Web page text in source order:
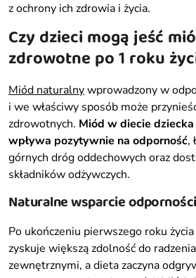
z ochrony ich zdrowia i życia.
Czy dzieci mogą jeść
zdrowotne po 1 roku
Miód naturalnywprowadzony w
i we właściwy sposób może
zdrowotnych. Miód w diecie
wpływa pozytywnie na odporność,
górnych dróg oddechowych oraz
składników odżywczych.
Naturalne wsparcie odporności
Po ukończeniu pierwszego roku
zyskuje większą zdolność do
zewnętrznymi, a dieta zaczyna